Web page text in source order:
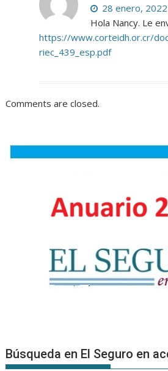
28 enero,
Hola Nancy. Le
https://www.corteidh.or.cr/
riec_439_esp.pdf
Comments are closed.
Búsqueda en El Seguro en